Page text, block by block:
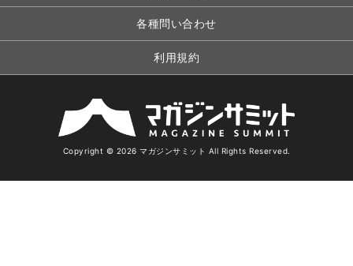
各種問い合わせ
利用規約
Copyright © 2026 マガジンサミット All Rights Reserved.